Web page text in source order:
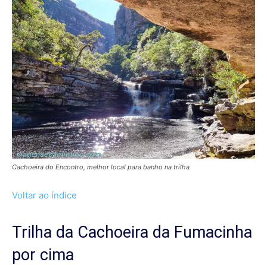
Cachoeira do Encontro, melhor local para banho na trilha
Voltar ao índice
Trilha da Cachoeira da Fumacinha
por cima